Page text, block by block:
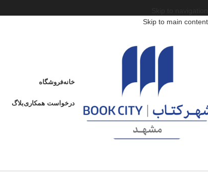
Skip to main content
خانهفروشگاه
درخواست همکاریبلاگ
محصولات / کتاب بزرگسال